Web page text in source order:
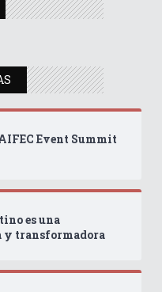
Event Summit
es una
transformadora